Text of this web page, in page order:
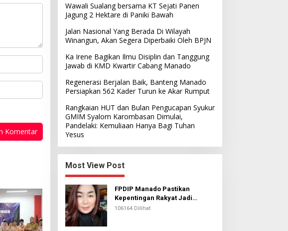
Wawali Sualang bersama KT Sejati Panen
Jagung 2 Hektare di Paniki Bawah
Jalan Nasional Yang Berada Di Wilayah
Winangun, Akan Segera Diperbaiki Oleh BPJN
Ka Irene Bagikan Ilmu Disiplin dan Tanggung
Jawab di KMD Kwartir Cabang Manado
Regenerasi Berjalan Baik, Banteng Manado
Persiapkan 562 Kader Turun ke Akar Rumput
Rangkaian HUT dan Bulan Pengucapan Syukur
GMIM Syalom Karombasan Dimulai,
Pandelaki: Kemuliaan Hanya Bagi Tuhan
Yesus
Most View Post
FPDIP Manado Pastikan
Kepentingan Rakyat Jadi
Prioritas Dalam Perjuangan
106164 Dilihat